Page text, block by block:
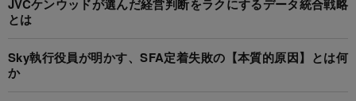
JVCケンウッドが選んだ経営判断をラクにするデータ統合戦略
とは
Sky執行役員が明かす、SFA定着失敗の【本質的原因】とは何
か